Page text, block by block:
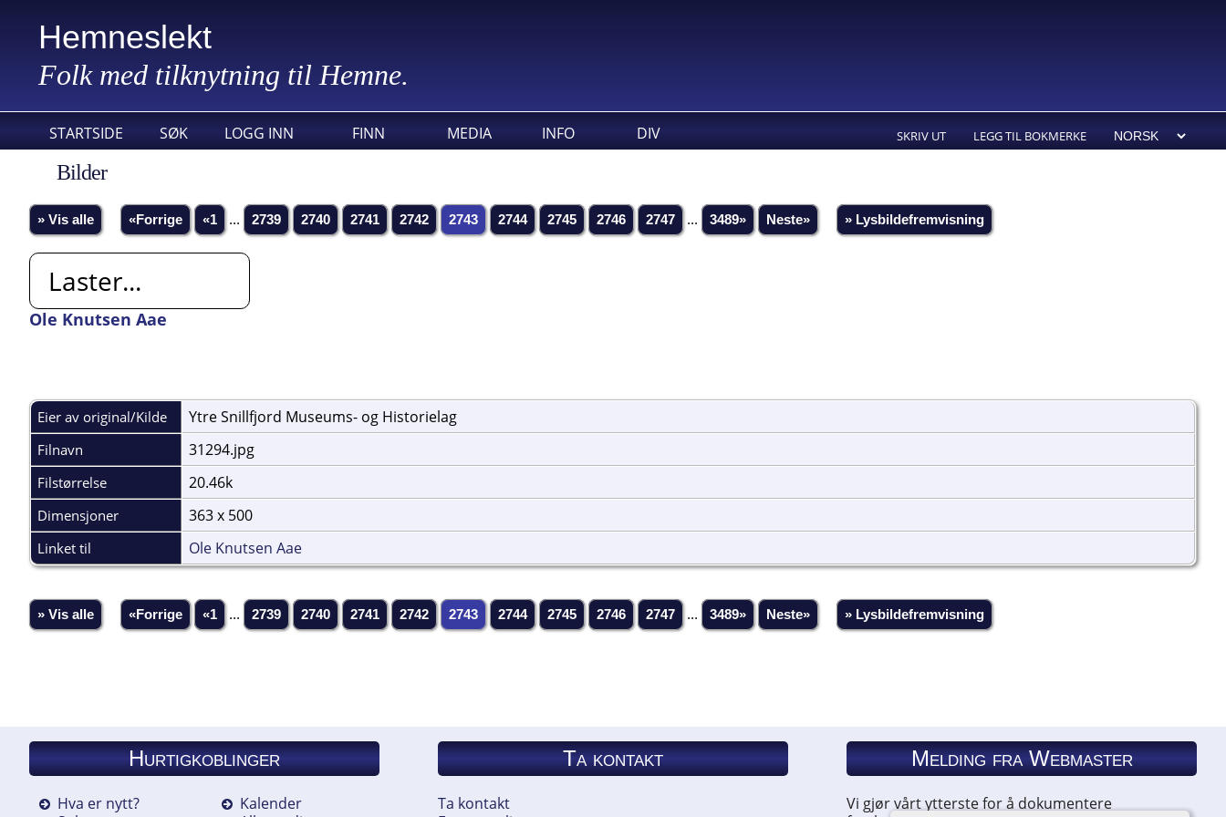
Hemneslekt
Folk med tilknytning til Hemne.
STARTSIDE SØK LOGG INN FINN MEDIA INFO DIV SKRIV UT LEGG TIL BOKMERKE
Bilder
» Vis alle «Forrige «1 ... 2739 2740 2741 2742 2743 2744 2745 2746 2747 ... 3489» Neste» » Lysbildefremvisning
Laster...
Ole Knutsen Aae
Eier av original/Kilde Ytre Snillfjord Museums- og Historielag
Filnavn 31294.jpg
Filstørrelse 20.46k
Dimensjoner 363 x 500
Linket til Ole Knutsen Aae
» Vis alle «Forrige «1 ... 2739 2740 2741 2742 2743 2744 2745 2746 2747 ... 3489» Neste» » Lysbildefremvisning
Hurtigkoblinger
Hva er nytt?
Kalender
Ta kontakt
Ta kontakt
Melding fra Webmaster
Vi gjør vårt ytterste for å dokumentere